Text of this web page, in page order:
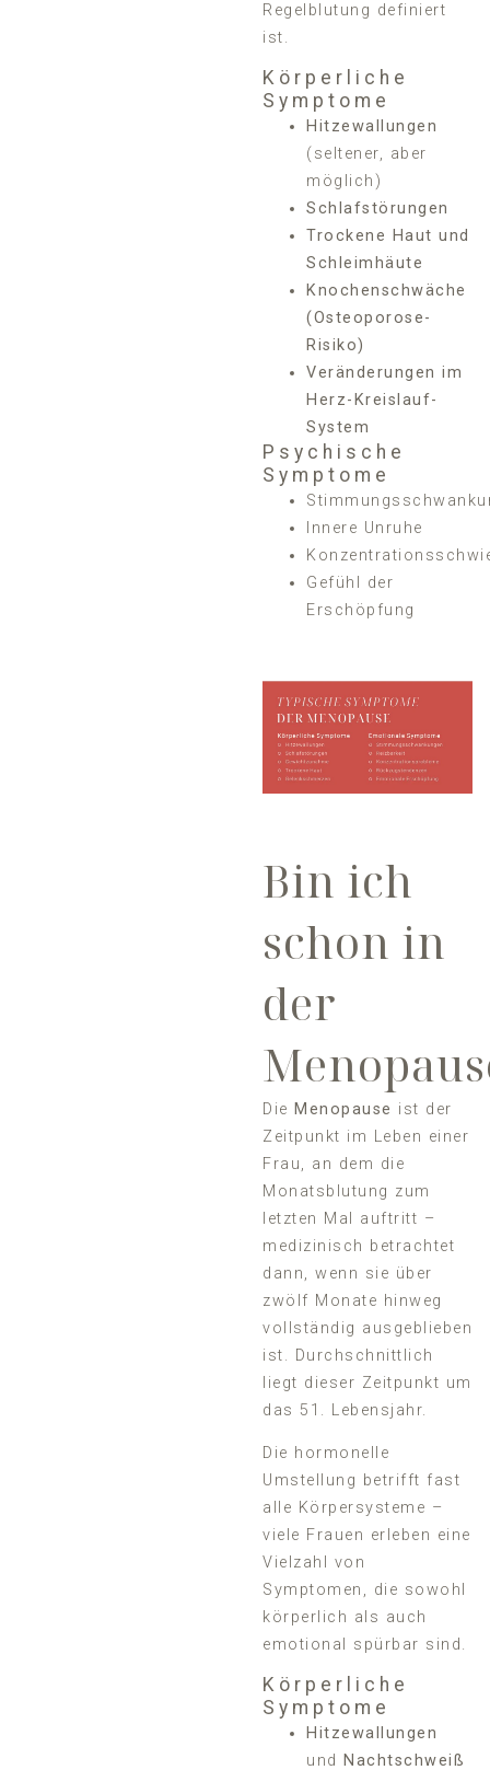
Regelblutung definiert
ist.
Körperliche
Symptome
Hitzewallungen
(seltener, aber
möglich)
Schlafstörungen
Trockene Haut und
Schleimhäute
Knochenschwäche
(Osteoporose-
Risiko)
Veränderungen im
Herz-Kreislauf-
System
Psychische
Symptome
Innere Unruhe
Gefühl der
Erschöpfung
Bin ich
schon in
der
Die Menopause ist der
Zeitpunkt im Leben einer
Frau, an dem die
Monatsblutung zum
letzten Mal auftritt –
medizinisch betrachtet
dann, wenn sie über
zwölf Monate hinweg
vollständig ausgeblieben
ist. Durchschnittlich
liegt dieser Zeitpunkt um
das 51. Lebensjahr.
Die hormonelle
Umstellung betrifft fast
alle Körpersysteme –
viele Frauen erleben eine
Vielzahl von
Symptomen, die sowohl
körperlich als auch
emotional spürbar sind.
Körperliche
Symptome
Hitzewallungen
und Nachtschweiß